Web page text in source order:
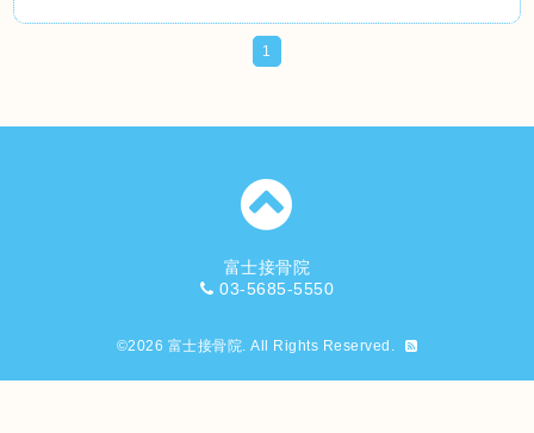
1
富士接骨院
03-5685-5550
©2026 富士接骨院. All Rights Reserved.